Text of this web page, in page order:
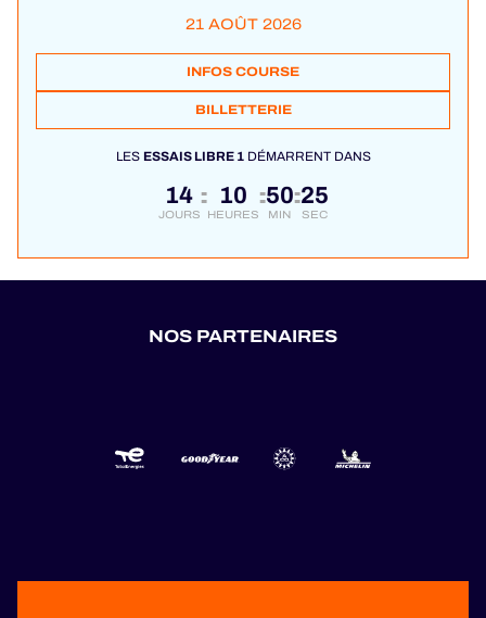
21 AOÛT 2026
INFOS COURSE
BILLETTERIE
LESESSAIS LIBRE 1DÉMARRENT DANS
14
JOURS
: 10
HEURES
:50
MIN
:24
SEC
NOS PARTENAIRES